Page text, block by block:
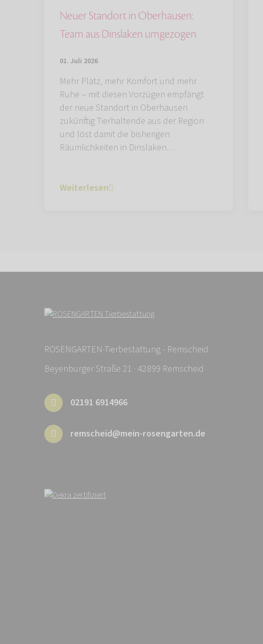
Neuer Standort in Oberhausen:
Team aus Dinslaken umgezogen
01. Juli 2026
Mehr Platz, mehr Komfort und mehr
Ruhe – mit diesen Vorzügen empfängt
der neue Standort in Oberhausen
zukünftig Tierhaltende aus der Region
und löst damit die bisherigen
Räumlichkeiten in Dinslaken…
Weiterlesen
ROSENGARTEN-Tierbestattung - Remscheid
Beyenburger Straße 21 · 42899 Remscheid
02191 6914966
remscheid@mein-rosengarten.de